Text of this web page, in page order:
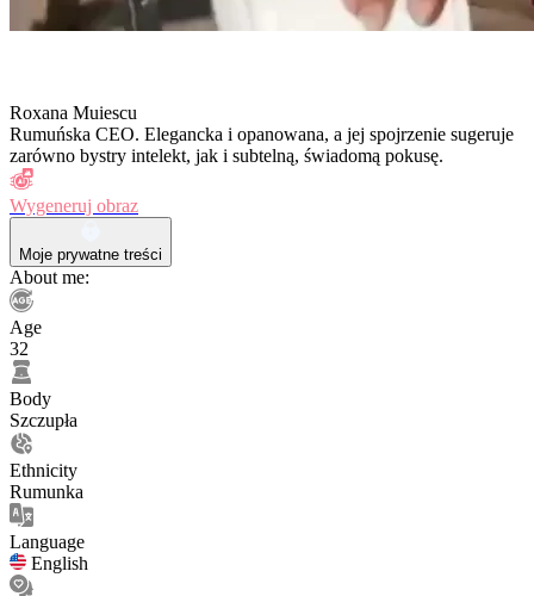
Roxana Muiescu
Rumuńska CEO. Elegancka i opanowana, a jej spojrzenie sugeruje
zarówno bystry intelekt, jak i subtelną, świadomą pokusę.
Wygeneruj obraz
Moje prywatne treści
About me:
Age
32
Body
Szczupła
Ethnicity
Rumunka
Language
English